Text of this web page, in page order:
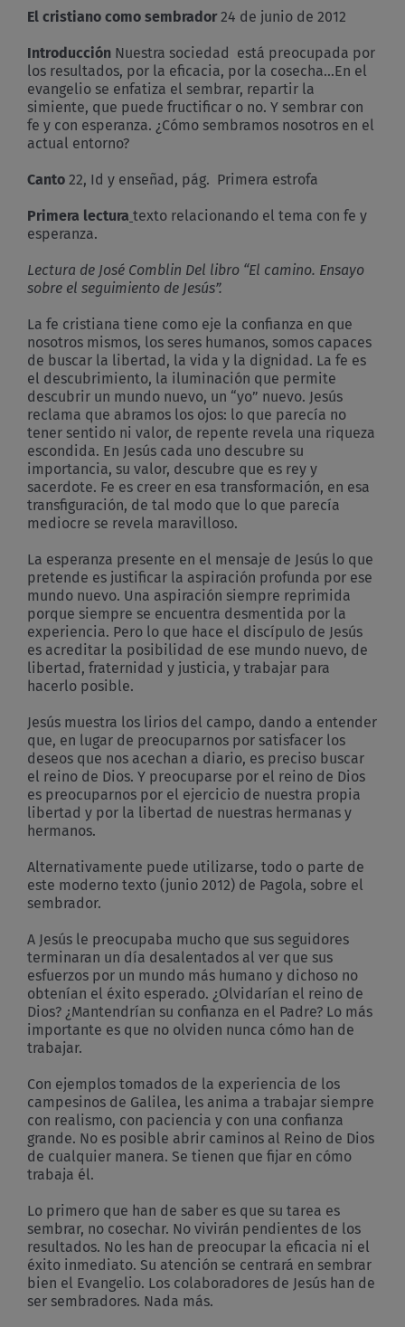
El cristiano como sembrador24 de junio de 2012
Introducción Nuestra sociedad está preocupada por
los resultados, por la eficacia, por la cosecha…En el
evangelio se enfatiza el sembrar, repartir la
simiente, que puede fructificar o no. Y sembrar con
fe y con esperanza. ¿Cómo sembramos nosotros en el
actual entorno?
Canto 22, Id y enseñad, pág. Primera estrofa
Primera lectura texto relacionando el tema con fe y
esperanza.
Lectura de José Comblin Del libro “El camino. Ensayo
sobre el seguimiento de Jesús”.
La fe cristiana tiene como eje la confianza en que
nosotros mismos, los seres humanos, somos capaces
de buscar la libertad, la vida y la dignidad. La fe es
el descubrimiento, la iluminación que permite
descubrir un mundo nuevo, un “yo” nuevo. Jesús
reclama que abramos los ojos: lo que parecía no
tener sentido ni valor, de repente revela una riqueza
escondida. En Jesús cada uno descubre su
importancia, su valor, descubre que es rey y
sacerdote. Fe es creer en esa transformación, en esa
transfiguración, de tal modo que lo que parecía
mediocre se revela maravilloso.
La esperanza presente en el mensaje de Jesús lo que
pretende es justificar la aspiración profunda por ese
mundo nuevo. Una aspiración siempre reprimida
porque siempre se encuentra desmentida por la
experiencia. Pero lo que hace el discípulo de Jesús
es acreditar la posibilidad de ese mundo nuevo, de
libertad, fraternidad y justicia, y trabajar para
hacerlo posible.
Jesús muestra los lirios del campo, dando a entender
que, en lugar de preocuparnos por satisfacer los
deseos que nos acechan a diario, es preciso buscar
el reino de Dios. Y preocuparse por el reino de Dios
es preocuparnos por el ejercicio de nuestra propia
libertad y por la libertad de nuestras hermanas y
hermanos.
Alternativamente puede utilizarse, todo o parte de
este moderno texto (junio 2012) de Pagola, sobre el
sembrador.
A Jesús le preocupaba mucho que sus seguidores
terminaran un día desalentados al ver que sus
esfuerzos por un mundo más humano y dichoso no
obtenían el éxito esperado. ¿Olvidarían el reino de
Dios? ¿Mantendrían su confianza en el Padre? Lo más
importante es que no olviden nunca cómo han de
trabajar.
Con ejemplos tomados de la experiencia de los
campesinos de Galilea, les anima a trabajar siempre
con realismo, con paciencia y con una confianza
grande. No es posible abrir caminos al Reino de Dios
de cualquier manera. Se tienen que fijar en cómo
trabaja él.
Lo primero que han de saber es que su tarea es
sembrar, no cosechar. No vivirán pendientes de los
resultados. No les han de preocupar la eficacia ni el
éxito inmediato. Su atención se centrará en sembrar
bien el Evangelio. Los colaboradores de Jesús han de
ser sembradores. Nada más.